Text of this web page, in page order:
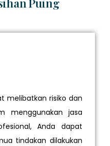
Puing
melibatkan risiko dan
menggunakan jasa
Anda dapat
tindakan dilakukan